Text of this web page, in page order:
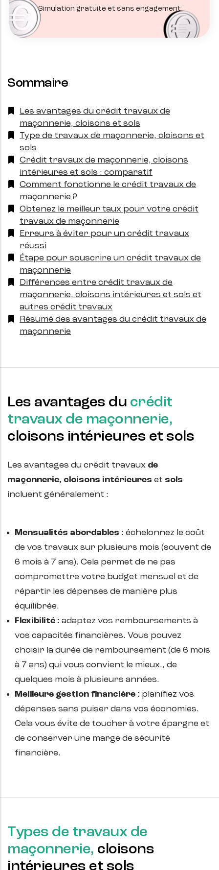
Simulation gratuite et sans engagement
Sommaire
Les avantages du crédit travaux de
maçonnerie, cloisons et sols
Type de travaux de maçonnerie, cloisons et
sols
Crédit travaux de maçonnerie, cloisons
intérieures et sols : comparatif
Comment fonctionne le crédit travaux de
maçonnerie ?
Obtenez le meilleur taux pour votre crédit
travaux de maçonnerie
Erreurs à éviter pour un crédit travaux
réussi
Étape pour souscrire un crédit travaux de
maçonnerie
Différences entre crédit travaux de
maçonnerie, cloisons intérieures et sols et
autres crédit travaux
Résumé des avantages du crédit travaux de
maçonnerie
Les avantages du crédit
travaux de maçonnerie,
cloisons intérieures et sols
Les avantages du crédit travaux de
maçonnerie, cloisons intérieures et sols
incluent généralement :
Mensualités abordables : échelonnez le coût
de vos travaux sur plusieurs mois (souvent de
6 mois à 7 ans). Cela permet de ne pas
compromettre votre budget mensuel et de
répartir les dépenses de manière plus
équilibrée.
Flexibilité : adaptez vos remboursements à
vos capacités financières. Vous pouvez
choisir la durée de remboursement (de 6 mois
à 7 ans) qui vous convient le mieux., de
quelques mois à plusieurs années.
Meilleure gestion financière : planifiez vos
dépenses sans puiser dans vos économies.
Cela vous évite de toucher à votre épargne et
de conserver une marge de sécurité
financière.
Types de travaux de
maçonnerie, cloisons
intérieures et sols